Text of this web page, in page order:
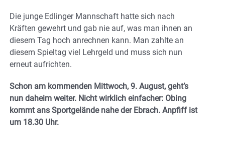
Die junge Edlinger Mannschaft hatte sich nach
Kräften gewehrt und gab nie auf, was man ihnen an
diesem Tag hoch anrechnen kann. Man zahlte an
diesem Spieltag viel Lehrgeld und muss sich nun
erneut aufrichten.
Schon am kommenden Mittwoch, 9. August, geht’s
nun daheim weiter. Nicht wirklich einfacher: Obing
kommt ans Sportgelände nahe der Ebrach. Anpfiff ist
um 18.30 Uhr.